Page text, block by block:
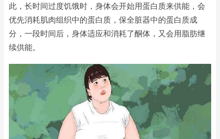
此，长时间过度饥饿时，身体会开始用蛋白质来供能，会
优先消耗肌肉组织中的蛋白质，保全脏器中的蛋白质成
分，一段时间后，身体适应和消耗了酮体，又会用脂肪继
续供能。